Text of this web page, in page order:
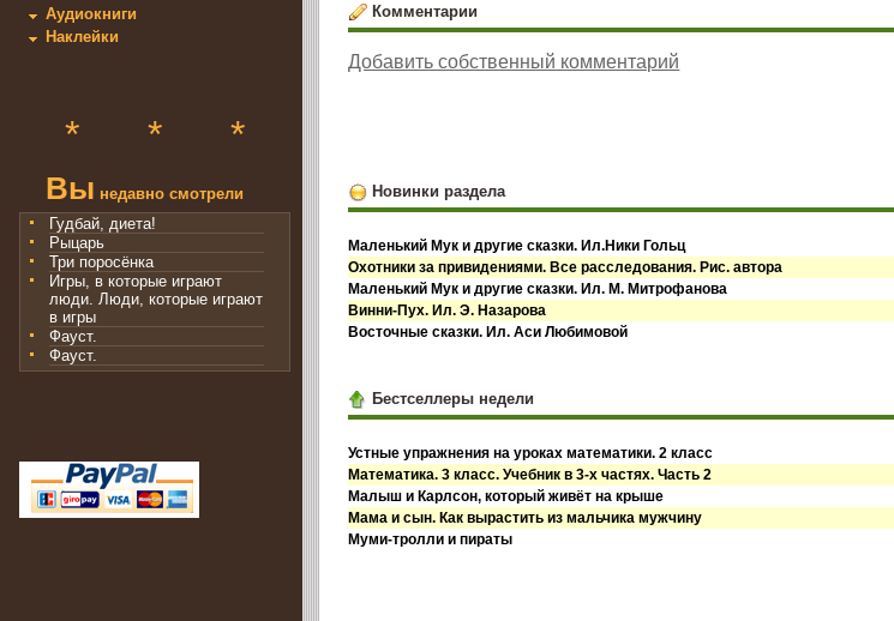
Аудиокниги
Наклейки
* * *
Вы недавно смотрели
Гудбай, диета!
Рыцарь
Три поросёнка
Игры, в которые играют
люди. Люди, которые играют
в игры
Фауст.
Фауст.
Комментарии
Добавить собственный комментарий
Новинки раздела
Маленький Мук и другие сказки. Ил.Ники Гольц
Охотники за привидениями. Все расследования. Рис. автора
Маленький Мук и другие сказки. Ил. М. Митрофанова
Винни-Пух. Ил. Э. Назарова
Восточные сказки. Ил. Аси Любимовой
Бестселлеры недели
Устные упражнения на уроках математики. 2 класс
Математика. 3 класс. Учебник в 3-х частях. Часть 2
Малыш и Карлсон, который живёт на крыше
Мама и сын. Как вырастить из мальчика мужчину
Муми-тролли и пираты